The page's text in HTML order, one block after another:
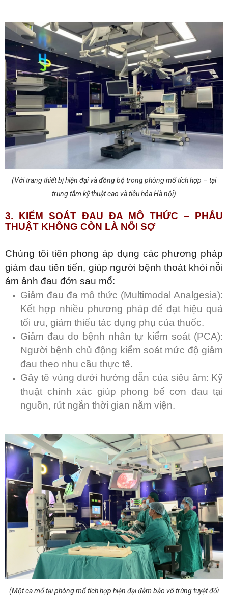
(Với trang thiết bị hiện đại và đồng bộ trong phòng mổ tích hợp – tại
trung tâm kỹ thuật cao và tiêu hóa Hà nội)
3. KIỂM SOÁT ĐAU ĐA MÔ THỨC – PHẪU
THUẬT KHÔNG CÒN LÀ NỖI SỢ
Chúng tôi tiên phong áp dụng các phương pháp
giảm đau tiên tiến, giúp người bệnh thoát khỏi nỗi
ám ảnh đau đớn sau mổ:
Giảm đau đa mô thức (Multimodal Analgesia):
Kết hợp nhiều phương pháp để đạt hiệu quả
tối ưu, giảm thiểu tác dụng phụ của thuốc.
Giảm đau do bệnh nhân tự kiểm soát (PCA):
Người bệnh chủ động kiểm soát mức độ giảm
đau theo nhu cầu thực tế.
Gây tê vùng dưới hướng dẫn của siêu âm: Kỹ
thuật chính xác giúp phong bế cơn đau tại
nguồn, rút ngắn thời gian nằm viện.
(Một ca mổ tại phòng mổ tích hợp hiện đại đảm bảo vô trùng tuyệt đối